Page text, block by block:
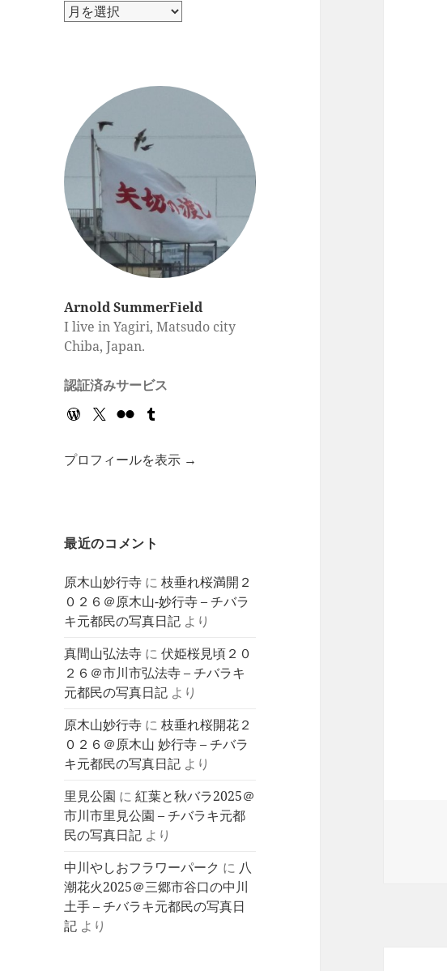
ア
Arnold SummerField
I live in Yagiri, Matsudo city
Chiba, Japan.
認証済みサービス
プロフィールを表示 →
最近のコメント
原木山妙行寺 に枝垂れ桜満開２
０２６＠原木山-妙行寺 – チバラ
キ元都民の写真日記 より
真間山弘法寺 に伏姫桜見頃２０
２６＠市川市弘法寺 – チバラキ
元都民の写真日記 より
原木山妙行寺 に枝垂れ桜開花２
０２６＠原木山 妙行寺 – チバラ
キ元都民の写真日記 より
里見公園 に紅葉と秋バラ2025＠
市川市里見公園 – チバラキ元都
民の写真日記 より
中川やしおフラワーパーク に 八
潮花火2025＠三郷市谷口の中川
土手 – チバラキ元都民の写真日
記 より